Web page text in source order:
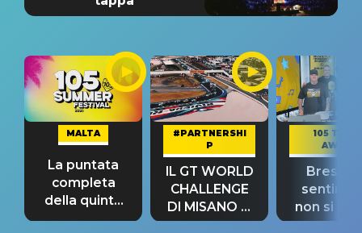
MALTA
La puntata
completa
della quinta
tappa
#PARTNERSHI
P
IL GT WORLD
CHALLENGE
DI MISANO si
riconferma
105 TAKE
AWAY
Bresh:
non si
fino alla